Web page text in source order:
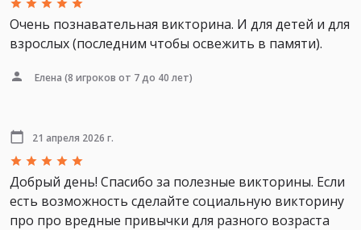
Очень познавательная викторина. И для детей и для
взрослых (последним чтобы освежить в памяти).
Елена (8 игроков от 7 до 40 лет)
21 апреля 2026 г.
Добрый день! Спасибо за полезные викторины. Если
есть возможность сделайте социальную викторину
про про вредные привычки для разного возраста